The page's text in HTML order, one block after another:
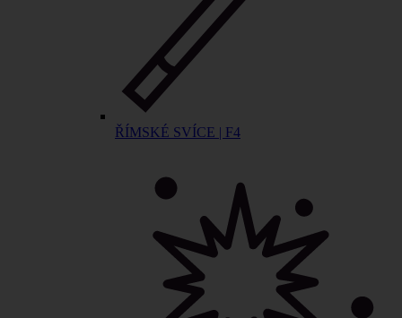
ŘÍMSKÉ SVÍCE | F4